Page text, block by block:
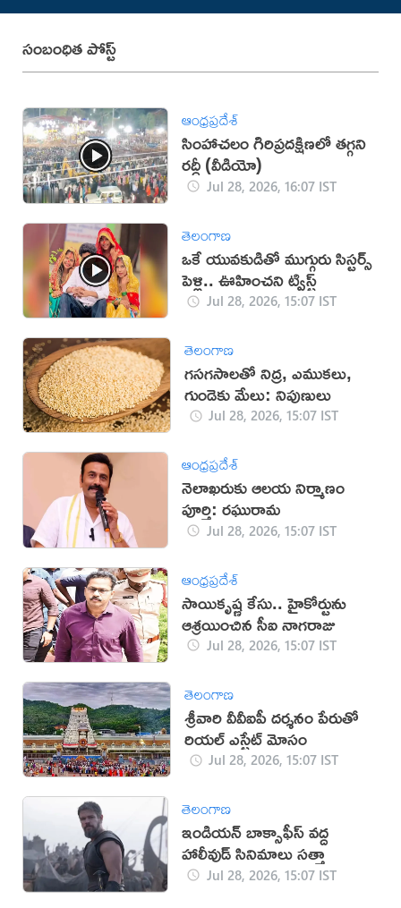
సంబంధిత పోస్ట్
ఆంధ్రప్రదేశ్
సింహాచలం గిరిప్రదక్షిణలో తగ్గని
రద్దీ (వీడియో)
Jul 28, 2026, 16:07 IST
తెలంగాణ
ఒకే యువకుడితో ముగ్గురు సిస్టర్స్
పెళ్లి.. ఊహించని ట్విస్ట్
Jul 28, 2026, 15:07 IST
తెలంగాణ
గసగసాలతో నిద్ర, ఎముకలు,
గుండెకు మేలు: నిపుణులు
Jul 28, 2026, 15:07 IST
ఆంధ్రప్రదేశ్
నెలాఖరుకు ఆలయ నిర్మాణం
పూర్తి: రఘురామ
Jul 28, 2026, 15:07 IST
ఆంధ్రప్రదేశ్
సాయికృష్ణ కేసు.. హైకోర్టును
ఆశ్రయించిన సీఐ నాగరాజు
Jul 28, 2026, 15:07 IST
తెలంగాణ
శ్రీవారి వీవీఐపీ దర్శనం పేరుతో
రియల్ ఎస్టేట్ మోసం
Jul 28, 2026, 15:07 IST
తెలంగాణ
ఇండియన్ బాక్సాఫీస్ వద్ద
హాలీవుడ్ సినిమాలు సత్తా
Jul 28, 2026, 15:07 IST